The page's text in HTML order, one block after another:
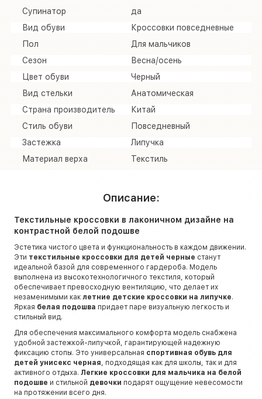
Супинатор
да
Вид обуви
Кроссовки повседневные
Пол
Для мальчиков
Сезон
Весна/осень
Цвет обуви
Черный
Вид стельки
Анатомическая
Страна производитель
Китай
Стиль обуви
Повседневный
Застежка
Липучка
Материал верха
Текстиль
Описание:
Текстильные кроссовки в лаконичном дизайне на
контрастной белой подошве
Эстетика чистого цвета и функциональность в каждом движении.
Эти текстильные кроссовки для детей черные станут
идеальной базой для современного гардероба. Модель
выполнена из высокотехнологичного текстиля, который
обеспечивает превосходную вентиляцию, что делает их
незаменимыми как летние детские кроссовки на липучке.
Яркая белая подошва придает паре визуальную легкость и
стильный вид.
Для обеспечения максимального комфорта модель снабжена
удобной застежкой-липучкой, гарантирующей надежную
фиксацию стопы. Это универсальная спортивная обувь для
детей унисекс черная, подходящая как для школы, так и для
активного отдыха. Легкие кроссовки для мальчика на белой
подошве и стильной девочки подарят ощущение невесомости
на протяжении всего дня.